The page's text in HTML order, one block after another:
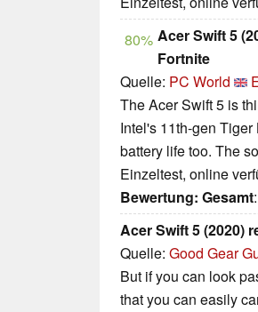
80% Acer Swift 5
Fortnite
Quelle: PC World
The Acer Swift 5 is
Intel's 11th-gen
battery life too. The
Einzeltest, online
Bewertung: Gesamt
Acer Swift 5 (2020)
Quelle: Good Gear
But if you can look
that you can easily